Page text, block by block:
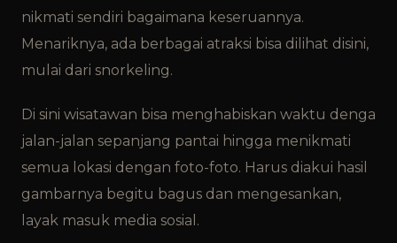
nikmati sendiri bagaimana keseruannya.
Menariknya, ada berbagai atraksi bisa dilihat disini,
mulai dari snorkeling.
Di sini wisatawan bisa menghabiskan waktu denga
jalan-jalan sepanjang pantai hingga menikmati
semua lokasi dengan foto-foto. Harus diakui hasil
gambarnya begitu bagus dan mengesankan,
layak masuk media sosial.